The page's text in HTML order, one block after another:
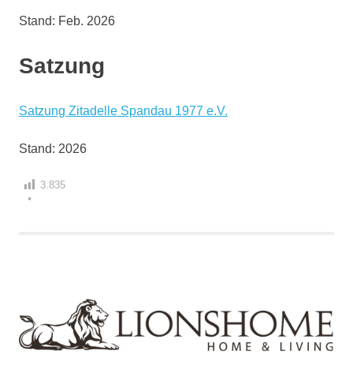
Stand: Feb. 2026
Satzung
Satzung Zitadelle Spandau 1977 e.V.
Stand: 2026
3.835